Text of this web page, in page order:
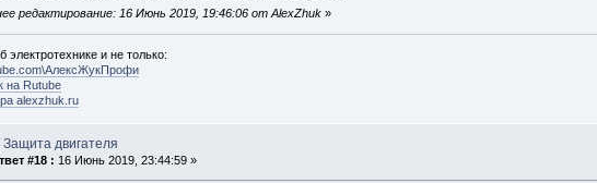
редактирование: 16 Июнь 2019, 19:46:06 от AlexZhuk»
и не только:
на Rutube
alexzhuk.ru
Защита двигателя
#18 : 16 Июнь 2019, 23:44:59 »